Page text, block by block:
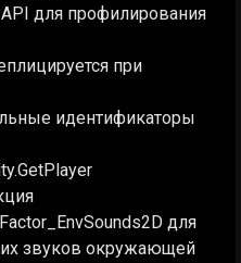
для профилирования
при
идентификаторы
для
звуков окружающей